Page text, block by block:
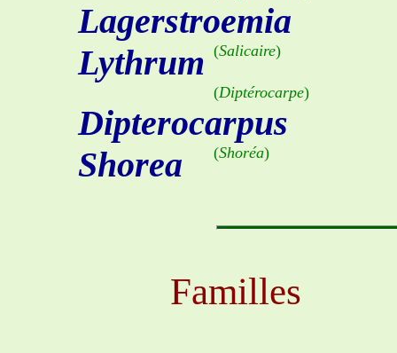
Lagerstroemia
(Salicaire)
Lythrum
(Diptérocarpe)
Dipterocarpus
(Shoréa)
Shorea
Familles